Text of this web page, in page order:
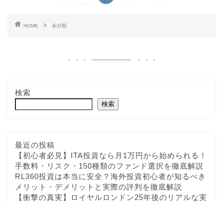
HOME 未分類
検索
検索
最近の投稿
【初心者必見】ITA投資なら月1万円から始められる！
手数料・リスク・150種類のファンド選択を徹底解説
RL360投資は本当に安全？海外投資初心者が知るべき
メリット・デメリットと実際の評判を徹底解説
【衝撃の真実】ロイヤルロンドン25年後のリアルな実